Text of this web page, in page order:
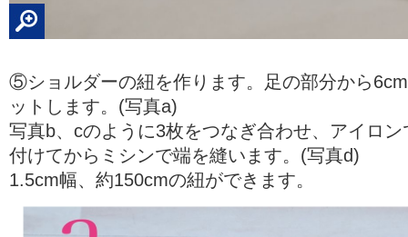
⑤ショルダーの紐を作ります。足の部分から
ットします。(写真a)
写真b、cのように3枚をつなぎ合わせ、アイロ
付けてからミシンで端を縫います。(写真d)
1.5cm幅、約150cmの紐ができます。